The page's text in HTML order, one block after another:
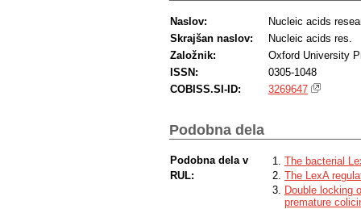
Naslov:
Nucleic acids
Skrajšan naslov:
Nucleic acids res.
Založnik:
Oxford University
ISSN:
0305-1048
COBISS.SI-ID:
3269647
Podobna dela
Podobna dela v
RUL:
The bacterial
The LexA
Double locking
premature